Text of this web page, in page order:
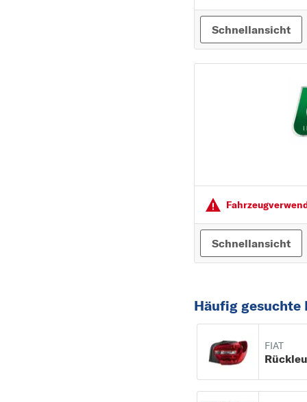
Schnellansicht
Schnellansicht
Häufig gesuchte
FIAT